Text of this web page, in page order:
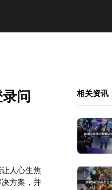
问
人心生焦
方案，并
相关资讯